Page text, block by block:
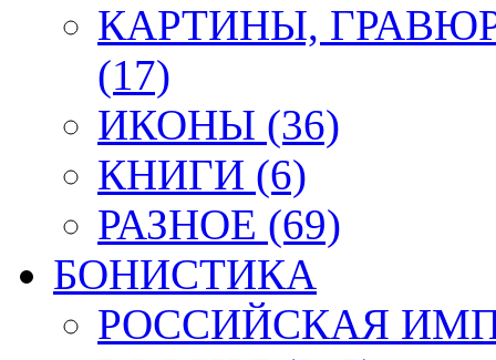
КАРТИНЫ,
(17)
ИКОНЫ (36)
КНИГИ (6)
РАЗНОЕ (69)
БОНИСТИКА
РОССИЙСКАЯ